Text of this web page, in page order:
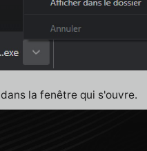
dans la fenêtre qui s'ouvre.